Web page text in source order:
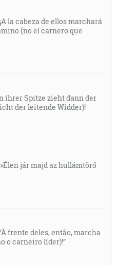
la cabeza de ellos marchará
(no el carnero que
ihrer Spitze zieht dann der
der leitende Widder)!
jár majd az hullámtörő
frente deles, então, marcha
o carneiro líder)!”